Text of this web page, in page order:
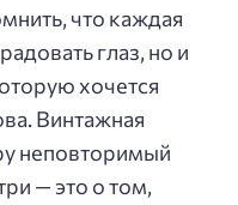
что каждая
глаз, но и
хочется
Винтажная
неповторимый
— это о том,